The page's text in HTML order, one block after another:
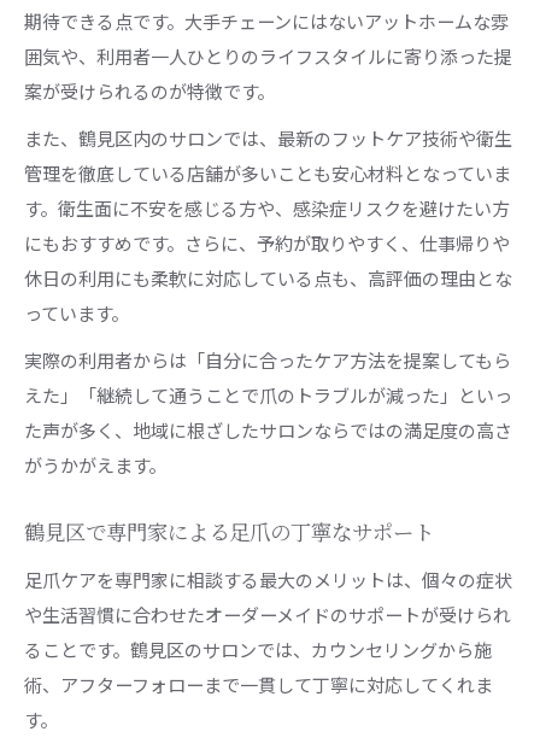
期待できる点です。大手チェーンにはないアットホームな雰
囲気や、利用者一人ひとりのライフスタイルに寄り添った提
案が受けられるのが特徴です。
また、鶴見区内のサロンでは、最新のフットケア技術や衛生
管理を徹底している店舗が多いことも安心材料となっていま
す。衛生面に不安を感じる方や、感染症リスクを避けたい方
にもおすすめです。さらに、予約が取りやすく、仕事帰りや
休日の利用にも柔軟に対応している点も、高評価の理由とな
っています。
実際の利用者からは「自分に合ったケア方法を提案してもら
えた」「継続して通うことで爪のトラブルが減った」といっ
た声が多く、地域に根ざしたサロンならではの満足度の高さ
がうかがえます。
鶴見区で専門家による足爪の丁寧なサポート
足爪ケアを専門家に相談する最大のメリットは、個々の症状
や生活習慣に合わせたオーダーメイドのサポートが受けられ
ることです。鶴見区のサロンでは、カウンセリングから施
術、アフターフォローまで一貫して丁寧に対応してくれま
す。